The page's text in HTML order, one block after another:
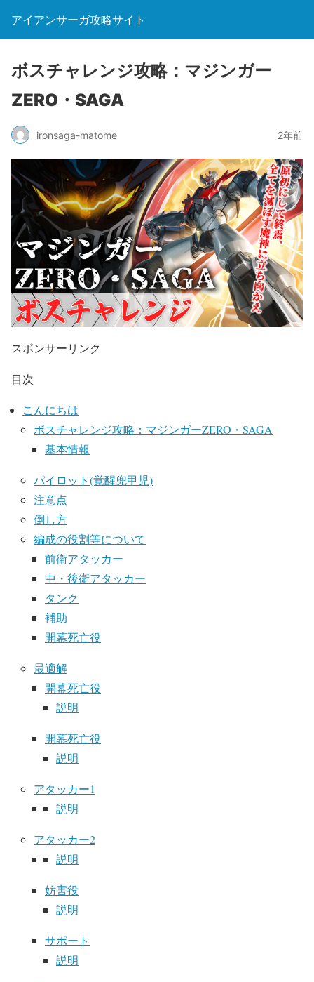
アイアンサーガ攻略サイト
ボスチャレンジ攻略：マジンガー
ZERO・SAGA
ironsaga-matome 2年前
スポンサーリンク
目次
こんにちは
ボスチャレンジ攻略：マジンガーZERO・SAGA
基本情報
パイロット(覚醒兜甲児)
注意点
倒し方
編成の役割等について
前衛アタッカー
中・後衛アタッカー
タンク
補助
開幕死亡役
最適解
開幕死亡役
説明
開幕死亡役
説明
アタッカー1
説明
アタッカー2
説明
妨害役
説明
サポート
説明